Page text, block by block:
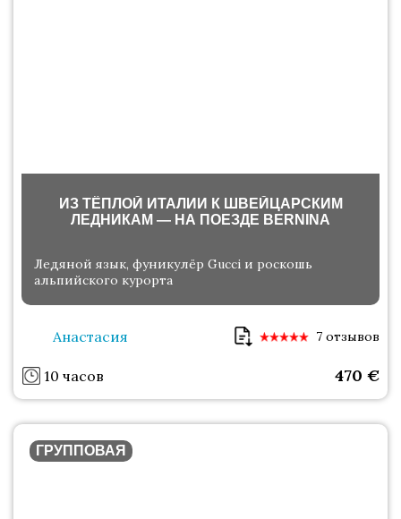
ИЗ ТЁПЛОЙ ИТАЛИИ К ШВЕЙЦАРСКИМ
ЛЕДНИКАМ — НА ПОЕЗДЕ BERNINA
Ледяной язык, фуникулёр Gucci и роскошь
альпийского курорта
Анастасия 7 отзывов
10 часов 470 €
ГРУППОВАЯ